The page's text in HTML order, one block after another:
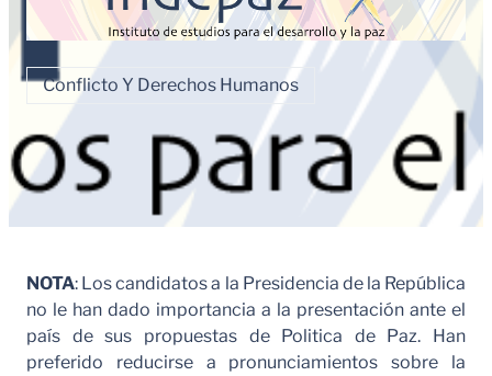
Conflicto Y Derechos Humanos
NOTA: Los candidatos a la Presidencia de la República
no le han dado importancia a la presentación ante el
país de sus propuestas de Politica de Paz. Han
preferido reducirse a pronunciamientos sobre la